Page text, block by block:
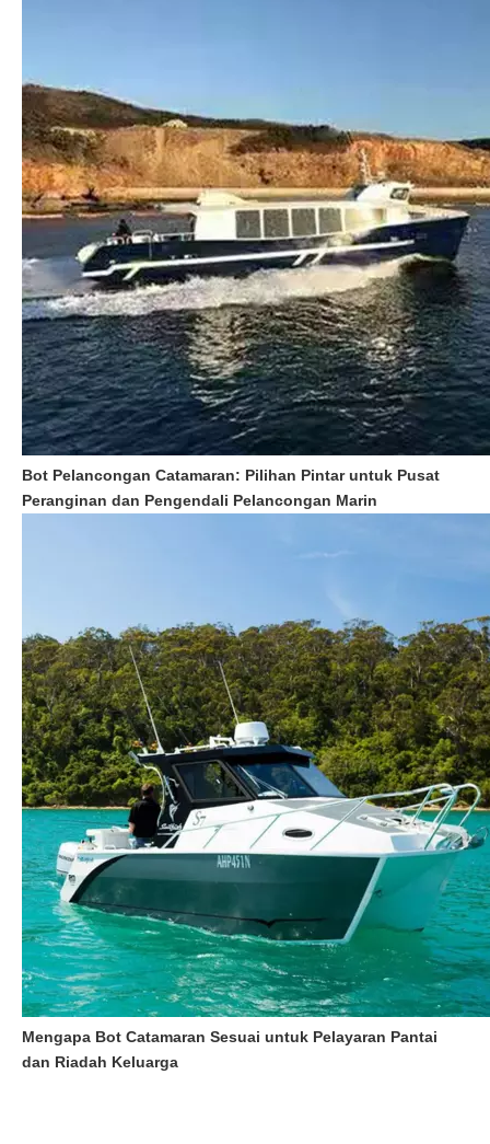
Bot Pelancongan Catamaran: Pilihan Pintar untuk Pusat
Peranginan dan Pengendali Pelancongan Marin
Mengapa Bot Catamaran Sesuai untuk Pelayaran Pantai
dan Riadah Keluarga